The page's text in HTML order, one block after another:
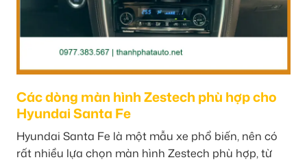
Các dòng màn hình Zestech phù hợp cho
Hyundai Santa Fe
Hyundai Santa Fe là một mẫu xe phổ biến, nên có
rất nhiều lựa chọn màn hình Zestech phù hợp, từ